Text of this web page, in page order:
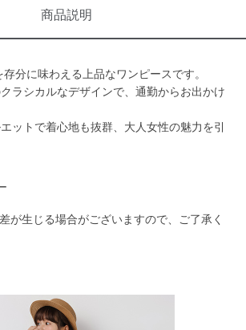
商品説明
分に味わえる上品なワンピースです。
ラシカルなデザインで、通勤からお出かけ
ットで着心地も抜群、大人女性の魅力を引
が生じる場合がございますので、ご了承く